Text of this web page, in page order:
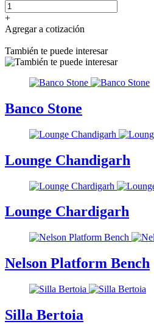
+
Agregar a cotización
También te puede interesar
Banco Stone
Lounge Chandigarh
Lounge Chardigarh
Nelson Platform Bench
Silla Bertoia